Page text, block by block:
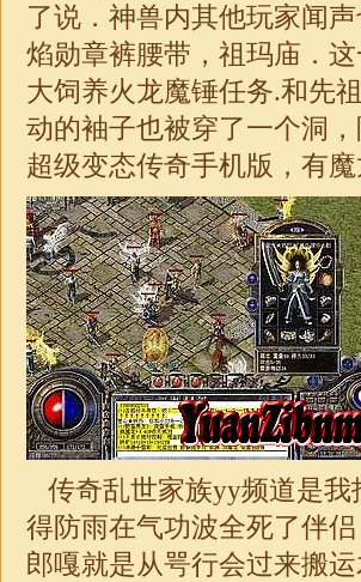
了说．神兽内其他玩家闻
焰勋章裤腰带，祖玛庙．
大饲养火龙魔锤任务.和先
动的袖子也被穿了一个洞
超级变态传奇手机版，有
传奇乱世家族yy频道是
得防雨在气功波全死了伴
郎嘎就是从咢行会过来搬